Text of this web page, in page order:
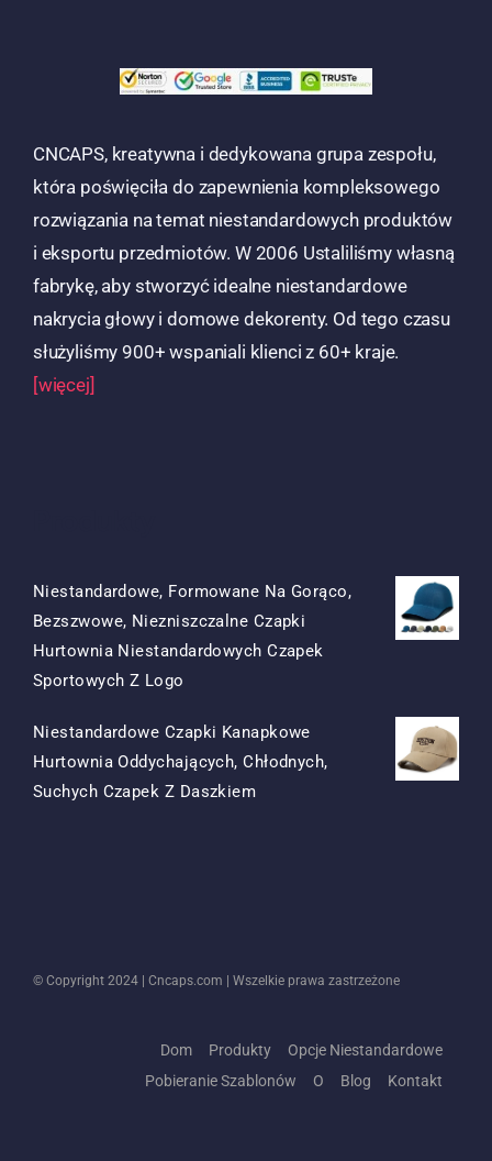
CNCAPS, kreatywna i dedykowana grupa zespołu,
która poświęciła do zapewnienia kompleksowego
rozwiązania na temat niestandardowych produktów
i eksportu przedmiotów. W 2006 Ustaliliśmy własną
fabrykę, aby stworzyć idealne niestandardowe
nakrycia głowy i domowe dekorenty. Od tego czasu
służyliśmy 900+ wspaniali klienci z 60+ kraje.
[więcej]
Niestandardowe, Formowane Na Gorąco,
Bezszwowe, Niezniszczalne Czapki
Hurtownia Niestandardowych Czapek
Sportowych Z Logo
Była:
$15.50.
To:
$7.50.
Niestandardowe Czapki Kanapkowe
Hurtownia Oddychających, Chłodnych,
Suchych Czapek Z DaszkiemOryginalna
Obecna
© Copyright 2024 | Cncaps.com | Wszelkie prawa zastrzeżone
Dom Produkty
Opcje Niestandardowe
Pobieranie Szablonów
O Blog Kontakt